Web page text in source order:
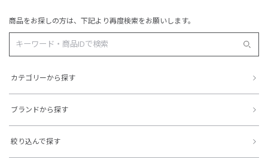
商品をお探しの方は、下記より再度検索をお願いします。
カテゴリーから探す
ブランドから探す
絞り込んで探す